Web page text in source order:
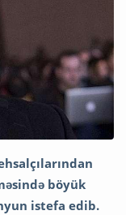
böyük
istefa edib.